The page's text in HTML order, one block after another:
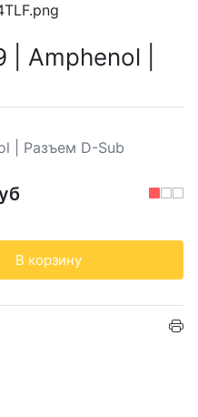
| Amphenol |
| Разъем D-Sub
В корзину